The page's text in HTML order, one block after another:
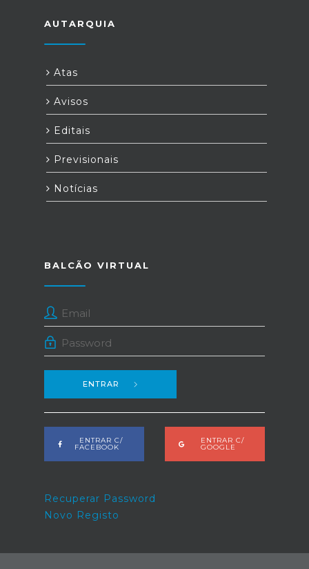
AUTARQUIA
Atas
Avisos
Editais
Previsionais
Notícias
BALCÃO VIRTUAL
ENTRAR
ENTRAR C/
FACEBOOK
ENTRAR C/
GOOGLE
Recuperar Password
Novo Registo